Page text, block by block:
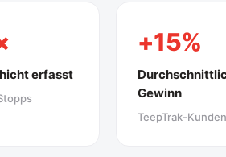
erfasst
+15%
Gewinn
TeepTrak-